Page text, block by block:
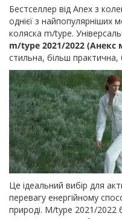
Бестселлер від Anex з
однієї з найпопулярніших
коляска m/type.
m/type 2021/2022 (Анекс
стильна, більш практична,
Це ідеальний вибір для
перевагу енергійному
природі. M/type 2021/2022